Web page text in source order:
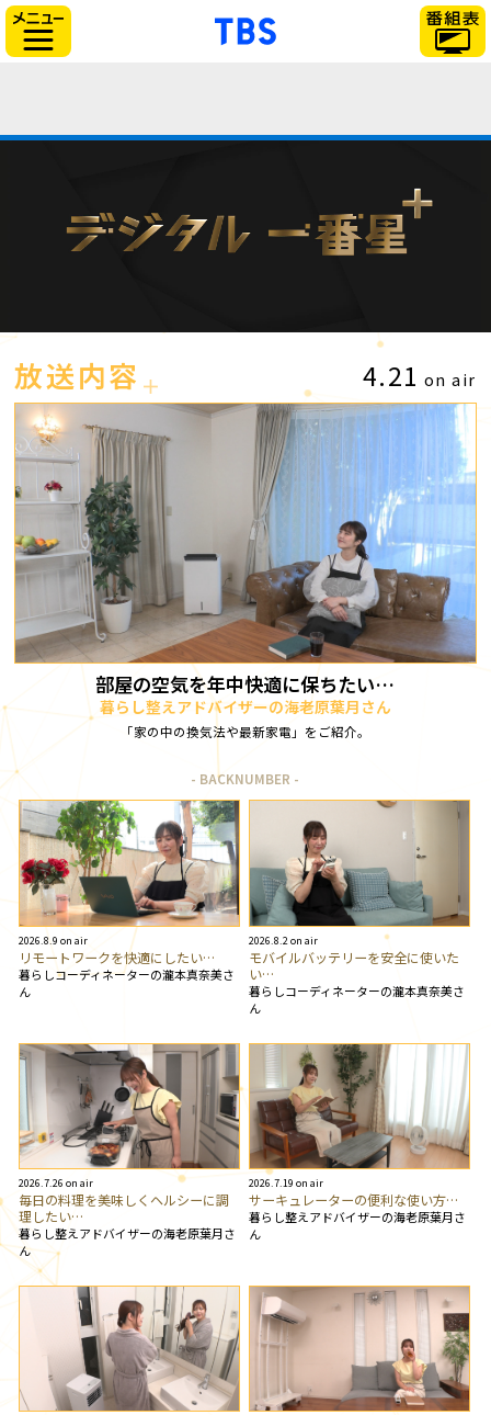
「TBSテレビ」トップ
放送内容 4.21 on air
部屋の空気を年中快適に保ちたい…
暮らし整えアドバイザーの海老原葉月さん
「家の中の換気法や最新家電」をご紹介。
BACKNUMBER
2026.8.9 on air
リモートワークを快適にしたい…
暮らしコーディネーターの瀧本真奈美さ
ん
2026.8.2 on air
モバイルバッテリーを安全に使いた
い…
暮らしコーディネーターの瀧本真奈美さ
ん
2026.7.26 on air
毎日の料理を美味しくヘルシーに調
理したい…
暮らし整えアドバイザーの海老原葉月さ
ん
2026.7.19 on air
サーキュレーターの便利な使い方…
暮らし整えアドバイザーの海老原葉月さ
ん